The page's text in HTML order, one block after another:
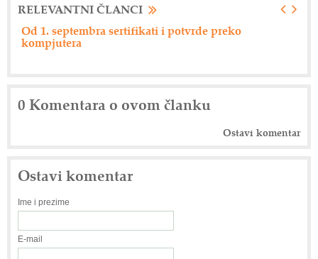
RELEVANTNI ČLANCI
Nemački "Eberspacher" održao dan dobavljača
0 Komentara o ovom članku
Ostavi komentar
Ostavi komentar
Ime i prezime
E-mail